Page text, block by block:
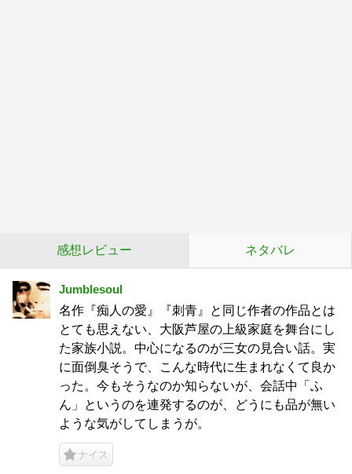
感想レビュー ネタバレ
Jumblesoul
名作『痴人の愛』『刺青』と同じ作者の作品とは
とても思えない、大阪芦屋の上級家庭を舞台にし
た家族小説。中心になるのが三女の見合い話。実
に面倒臭そうで、こんな時代に生まれなくて良か
った。今もそうなのか知らないが、会話中「ふ
ん」というのを連発するのが、どうにも品が無い
ような気がしてしまうが。
ナイス